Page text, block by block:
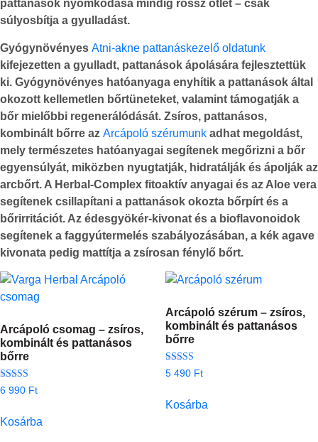
pattanások nyomkodása mindig rossz ötlet – csak
súlyosbítja a gyulladást.
Gyógynövényes Atni-akne pattanáskezelő oldatunk
kifejezetten a gyulladt, pattanások ápolására fejlesztettük
ki. Gyógynövényes hatóanyaga enyhítik a pattanások által
okozott kellemetlen bőrtüneteket, valamint támogatják a
bőr mielőbbi regenerálódását. Zsíros, pattanásos,
kombinált bőrre az Arcápoló szérumunk adhat megoldást,
mely természetes hatóanyagai segítenek megőrizni a bőr
egyensúlyát, miközben nyugtatják, hidratálják és ápolják az
arcbőrt. A Herbal-Complex fitoaktív anyagai és az Aloe vera
segítenek csillapítani a pattanások okozta bőrpírt és a
bőrirritációt. Az édesgyökér-kivonat és a bioflavonoidok
segítenek a faggyútermelés szabályozásában, a kék agave
kivonata pedig mattítja a zsírosan fénylő bőrt.
Arcápoló csomag – zsíros,
kombinált és pattanásos
bőrre
Értékelés:
5.00
6 990 Ft
Kosárba
Arcápoló szérum – zsíros,
kombinált és pattanásos
bőrre
Értékelés:
5.00
5 490 Ft
Kosárba